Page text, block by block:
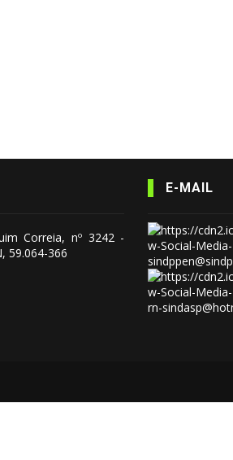
Correia, nº 3242 -
59.064-366
E-MAIL
rn-